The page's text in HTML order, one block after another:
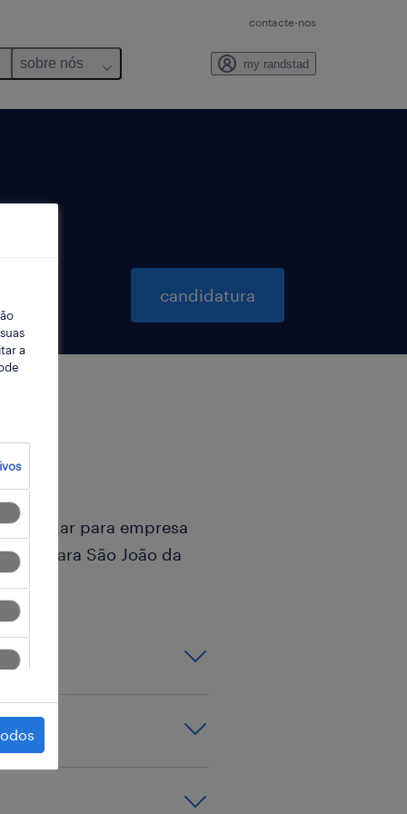
contacte-nos
sobre nós my randstad
candidatura
recrutar para empresa
f/x), para São João da
a